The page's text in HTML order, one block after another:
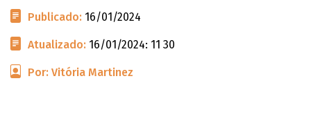
Publicado: 16/01/2024
Atualizado: 16/01/2024: 11 30
Por: Vitória Martinez